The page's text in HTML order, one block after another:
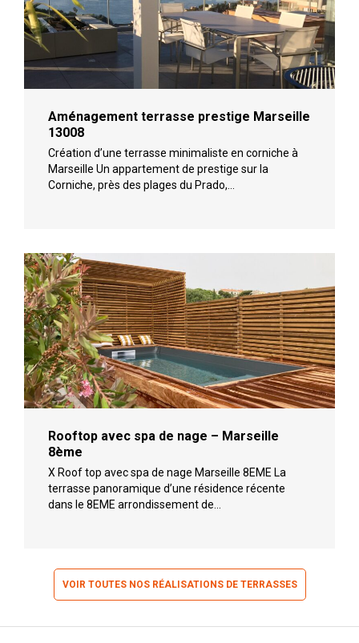
Aménagement terrasse prestige Marseille
13008
Création d’une terrasse minimaliste en corniche à
Marseille Un appartement de prestige sur la
Corniche, près des plages du Prado,…
Rooftop avec spa de nage – Marseille
8ème
X Roof top avec spa de nage Marseille 8EME La
terrasse panoramique d’une résidence récente
dans le 8EME arrondissement de…
VOIR TOUTES NOS RÉALISATIONS DE TERRASSES